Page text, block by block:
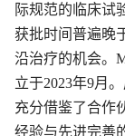
际规范的临床试
获批时间普遍晚
沿治疗的机会。
立于2023年9月
充分借鉴了合作
经验与先进完善